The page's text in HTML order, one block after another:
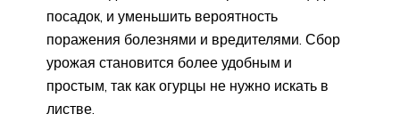
посадок, и уменьшить вероятность
поражения болезнями и вредителями. Сбор
урожая становится более удобным и
простым, так как огурцы не нужно искать в
листве.